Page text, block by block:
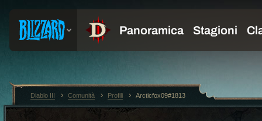
Diablo III Comunità Profili Arcticfox09#1813